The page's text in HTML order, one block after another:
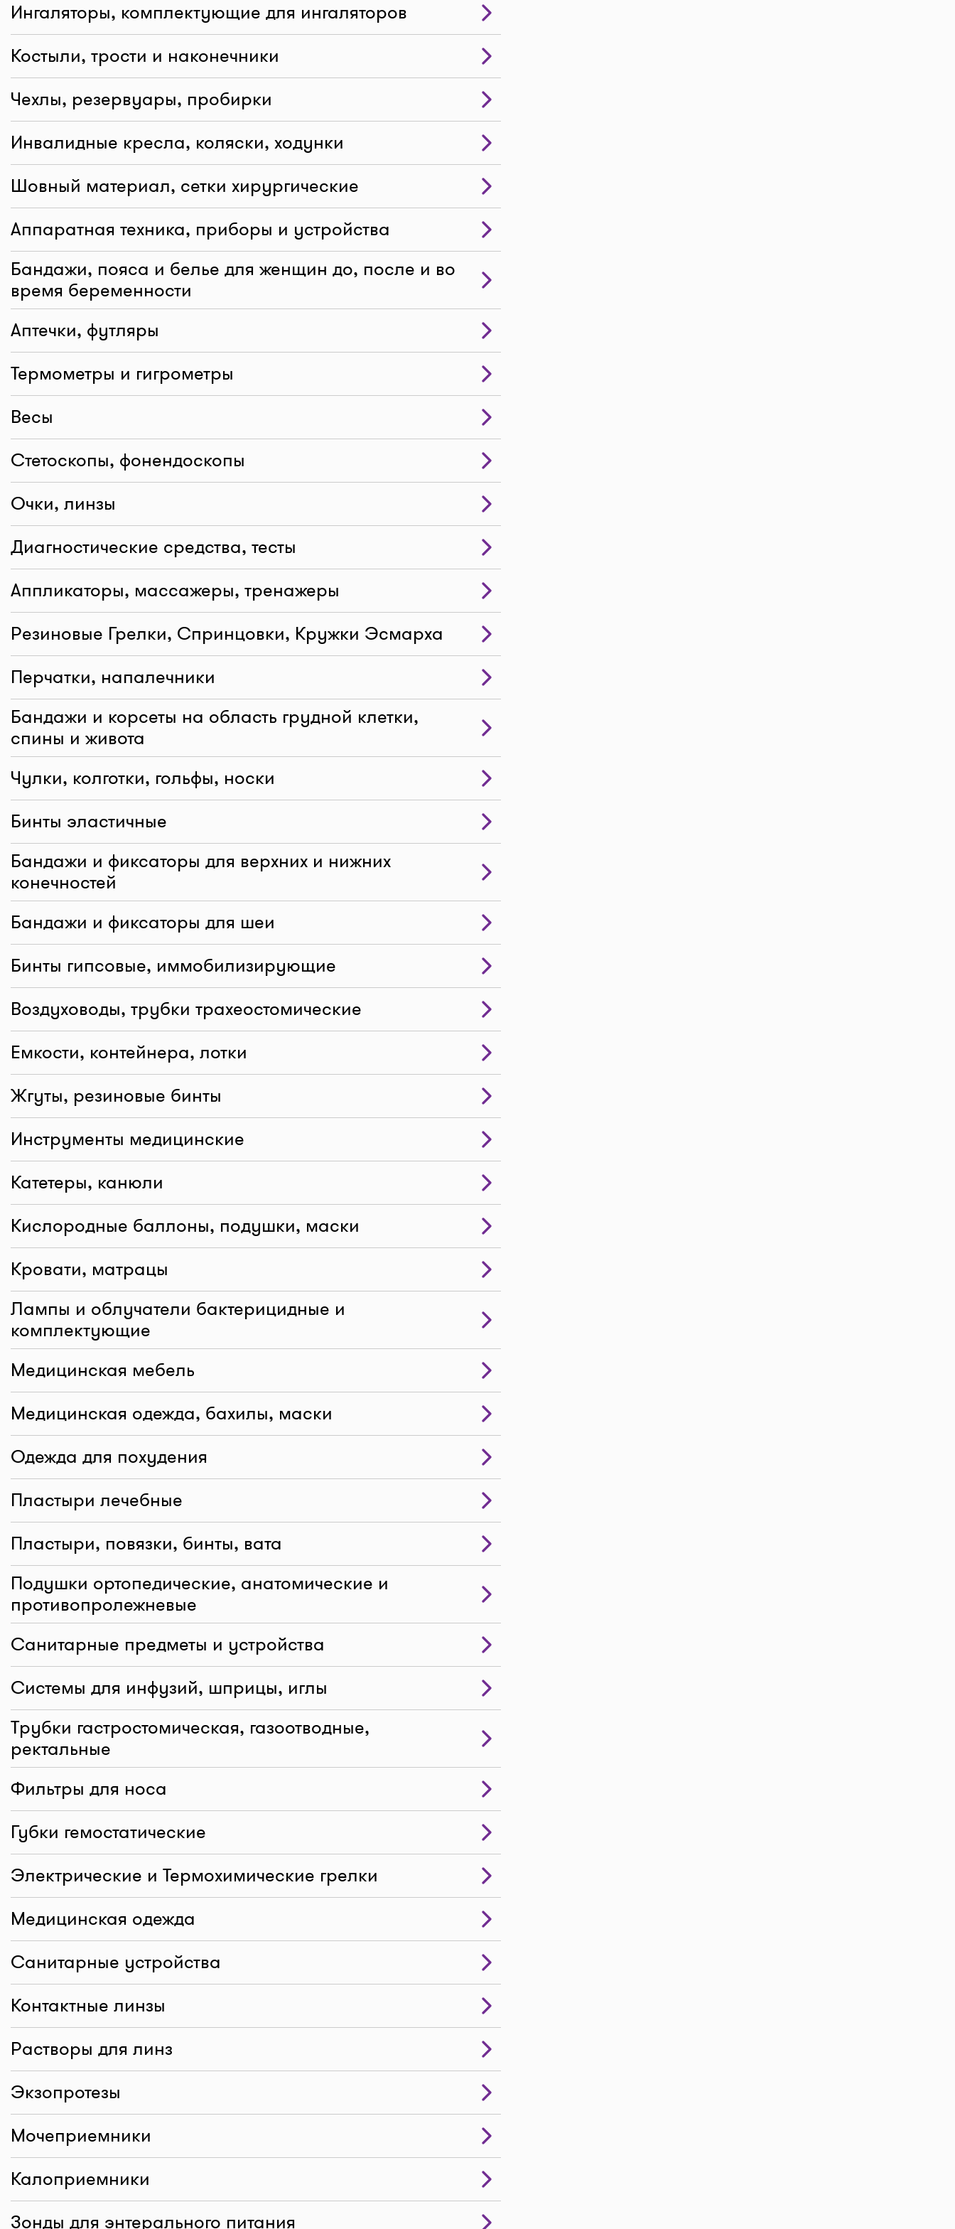
Ингаляторы, комплектующие для ингаляторов
Костыли, трости и наконечники
Чехлы, резервуары, пробирки
Инвалидные кресла, коляски, ходунки
Шовный материал, сетки хирургические
Аппаратная техника, приборы и устройства
Бандажи, пояса и белье для женщин до, после и во
время беременности
Аптечки, футляры
Термометры и гигрометры
Весы
Стетоскопы, фонендоскопы
Очки, линзы
Диагностические средства, тесты
Аппликаторы, массажеры, тренажеры
Резиновые Грелки, Спринцовки, Кружки Эсмарха
Перчатки, напалечники
Бандажи и корсеты на область грудной клетки,
спины и живота
Чулки, колготки, гольфы, носки
Бинты эластичные
Бандажи и фиксаторы для верхних и нижних
конечностей
Бандажи и фиксаторы для шеи
Бинты гипсовые, иммобилизирующие
Воздуховоды, трубки трахеостомические
Емкости, контейнера, лотки
Жгуты, резиновые бинты
Инструменты медицинские
Катетеры, канюли
Кислородные баллоны, подушки, маски
Кровати, матрацы
Лампы и облучатели бактерицидные и
комплектующие
Медицинская мебель
Медицинская одежда, бахилы, маски
Одежда для похудения
Пластыри лечебные
Пластыри, повязки, бинты, вата
Подушки ортопедические, анатомические и
противопролежневые
Санитарные предметы и устройства
Системы для инфузий, шприцы, иглы
Трубки гастростомическая, газоотводные,
ректальные
Фильтры для носа
Губки гемостатические
Электрические и Термохимические грелки
Медицинская одежда
Санитарные устройства
Контактные линзы
Растворы для линз
Экзопротезы
Мочеприемники
Калоприемники
Зонды для энтерального питания